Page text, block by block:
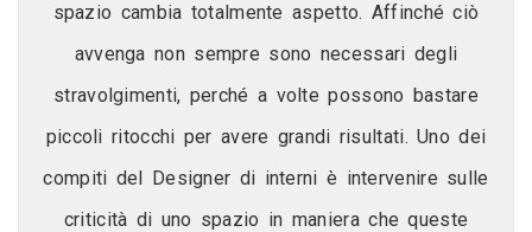
spazio cambia totalmente aspetto. Affinché ciò
avvenga non sempre sono necessari degli
stravolgimenti, perché a volte possono bastare
piccoli ritocchi per avere grandi risultati. Uno dei
compiti del Designer di interni è intervenire sulle
criticità di uno spazio in maniera che queste